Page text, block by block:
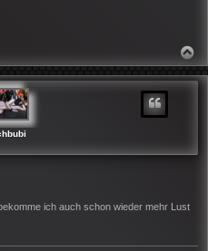
C
ich auch schon wieder mehr Lust